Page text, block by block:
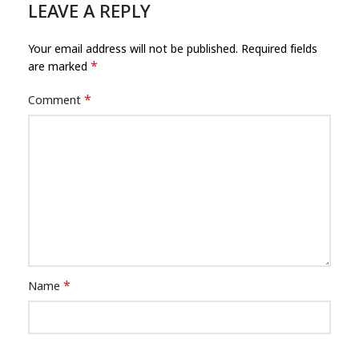
LEAVE A REPLY
Your email address will not be published. Required fields
are marked *
Comment *
Name *